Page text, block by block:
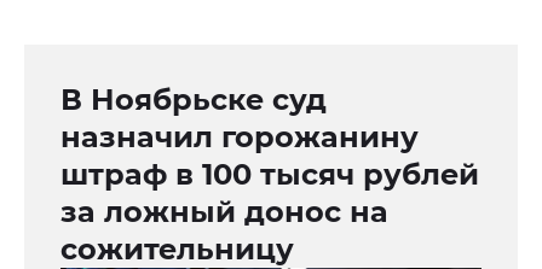
В Ноябрьске суд
назначил горожанину
штраф в 100 тысяч рублей
за ложный донос на
сожительницу